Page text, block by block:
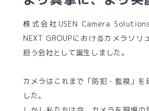
株式会社USEN Camera
NEXT GROUPにおけるカメラソリ
担う会社として誕生しました。
カメラはこれまで「防犯・監視」を
した。